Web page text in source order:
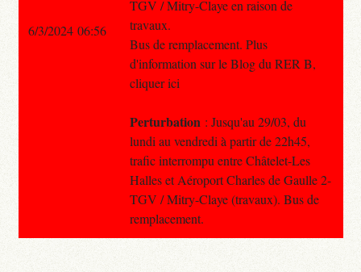
TGV / Mitry-Claye en raison de
travaux.
Bus de remplacement. Plus
d'information sur le Blog du RER B,
cliquer ici
Perturbation : Jusqu'au 29/03, du
lundi au vendredi à partir de 22h45,
trafic interrompu entre Châtelet-Les
Halles et Aéroport Charles de Gaulle 2-
TGV / Mitry-Claye (travaux). Bus de
remplacement.
6/3/2024 06:56